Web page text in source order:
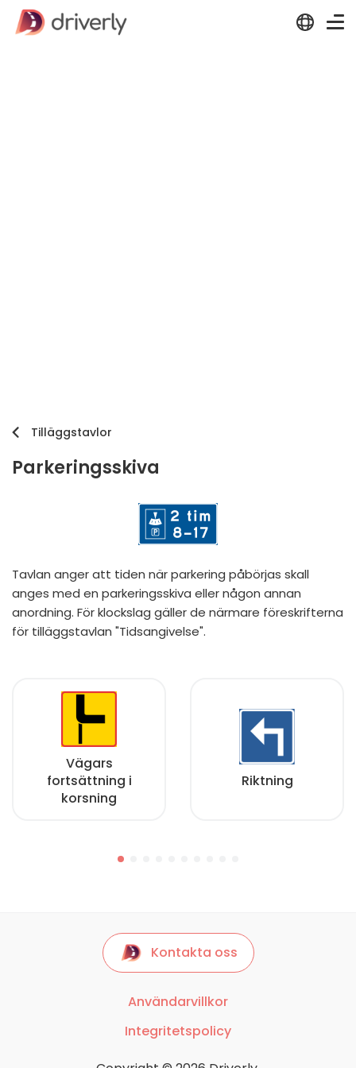
Tilläggstavlor
Parkeringsskiva
Tavlan anger att tiden när parkering påbörjas skall
anges med en parkeringsskiva eller någon annan
anordning. För klockslag gäller de närmare föreskrifterna
för tilläggstavlan "Tidsangivelse".
Vägars
fortsättning i
korsning
Riktning
Kontakta oss
Användarvillkor
Integritetspolicy